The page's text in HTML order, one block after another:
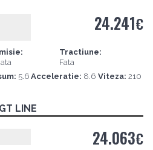
Tractiune:
Fata
5.6 Acceleratie: 8.6 Viteza: 210
24.241€
GT LINE
24.063€